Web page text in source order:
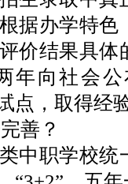
据办学特
价结果具
年向社会
点，取得经
善？
中职学校